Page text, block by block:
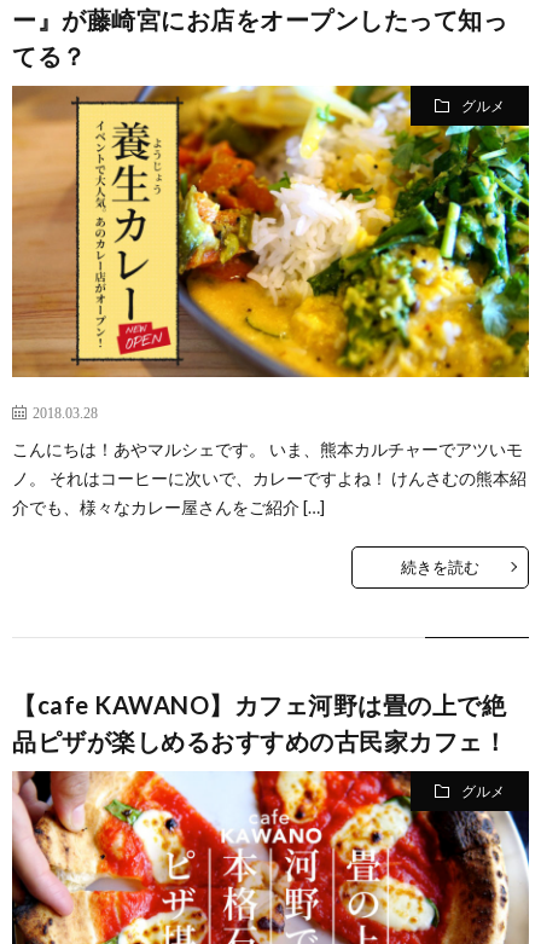
ー』が藤崎宮にお店をオープンしたって知っ
てる？
グルメ
2018.03.28
こんにちは！あやマルシェです。 いま、熊本カルチャーでアツいモ
ノ。 それはコーヒーに次いで、カレーですよね！ けんさむの熊本紹
介でも、様々なカレー屋さんをご紹介 […]
続きを読む
【cafe KAWANO】カフェ河野は畳の上で絶
品ピザが楽しめるおすすめの古民家カフェ！
グルメ